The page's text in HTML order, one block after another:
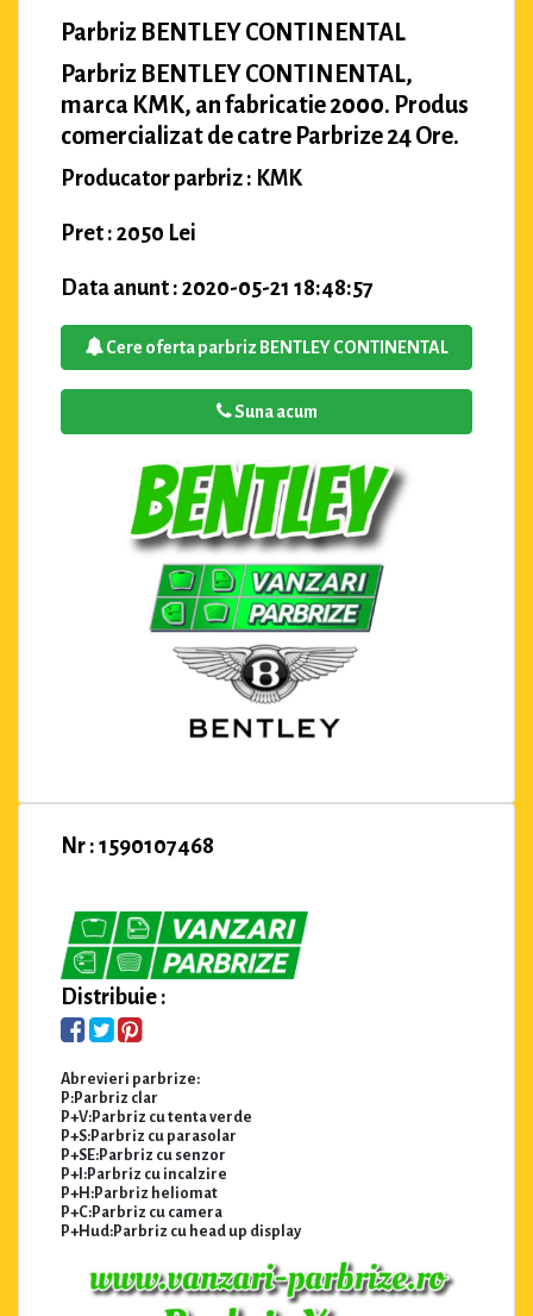
Parbriz BENTLEY CONTINENTAL
Parbriz BENTLEY CONTINENTAL,
marca KMK, an fabricatie 2000. Produs
comercializat de catre Parbrize 24 Ore.
Producator parbriz : KMK
Pret : 2050 Lei
Data anunt : 2020-05-21 18:48:57
Cere oferta parbriz BENTLEY CONTINENTAL
Suna acum
Nr : 1590107468
Distribuie :
Abrevieri parbrize:
P:Parbriz clar
P+V:Parbriz cu tenta verde
P+S:Parbriz cu parasolar
P+SE:Parbriz cu senzor
P+I:Parbriz cu incalzire
P+H:Parbriz heliomat
P+C:Parbriz cu camera
P+Hud:Parbriz cu head up display